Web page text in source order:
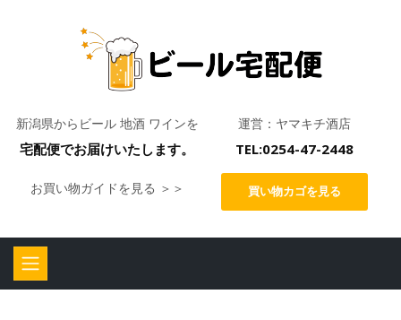
新潟県からビール 地酒 ワインを
宅配便でお届けいたします。
運営：ヤマキチ酒店
TEL:0254-47-2448
お買い物ガイドを見る ＞＞ 買い物カゴを見る